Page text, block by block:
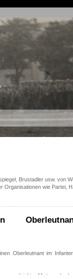
Brustadler usw. von
wie Partei,
Oberleutnant im
leichter Mottenschaden.